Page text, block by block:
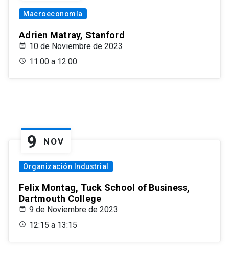
Macroeconomía
Adrien Matray, Stanford
10 de Noviembre de 2023
11:00 a 12:00
9 NOV
Organización Industrial
Felix Montag, Tuck School of Business,
Dartmouth College
9 de Noviembre de 2023
12:15 a 13:15